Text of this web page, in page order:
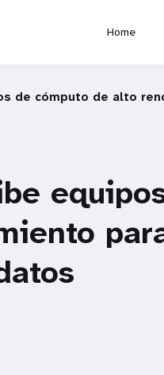
Home
de cómputo de alto